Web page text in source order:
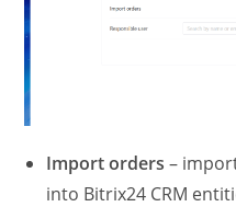
Import orders –
into Bitrix24 CRM